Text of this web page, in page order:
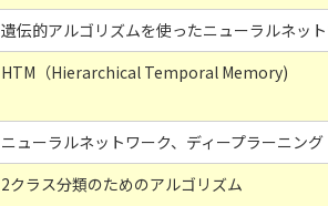
遺伝的アルゴリズムを使ったニューラルネッ
HTM（Hierarchical Temporal Memory)
ニューラルネットワーク、ディープラーニング
2クラス分類のためのアルゴリズム